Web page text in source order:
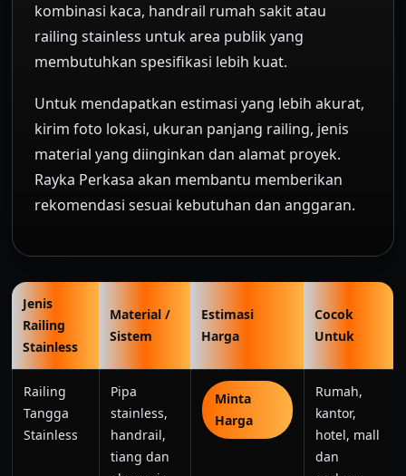
kombinasi kaca, handrail rumah sakit atau
railing stainless untuk area publik yang
membutuhkan spesifikasi lebih kuat.
Untuk mendapatkan estimasi yang lebih akurat,
kirim foto lokasi, ukuran panjang railing, jenis
material yang diinginkan dan alamat proyek.
Rayka Perkasa akan membantu memberikan
rekomendasi sesuai kebutuhan dan anggaran.
Jenis
Railing
Stainless
Material /
Sistem
Estimasi
Harga
Cocok
Untuk
Railing
Tangga
Stainless
Pipa
stainless,
handrail,
tiang dan
Minta
Harga
Rumah,
kantor,
hotel, mall
dan